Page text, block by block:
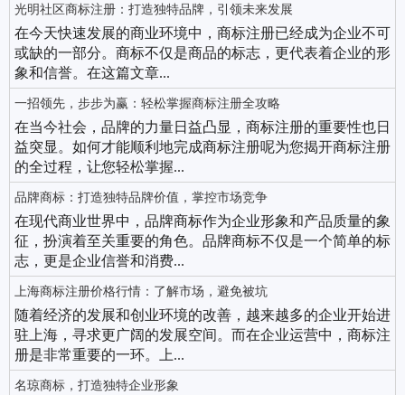
光明社区商标注册：打造独特品牌，引领未来发展
在今天快速发展的商业环境中，商标注册已经成为企业不可
或缺的一部分。商标不仅是商品的标志，更代表着企业的形
象和信誉。在这篇文章...
一招领先，步步为赢：轻松掌握商标注册全攻略
在当今社会，品牌的力量日益凸显，商标注册的重要性也日
益突显。如何才能顺利地完成商标注册呢为您揭开商标注册
的全过程，让您轻松掌握...
品牌商标：打造独特品牌价值，掌控市场竞争
在现代商业世界中，品牌商标作为企业形象和产品质量的象
征，扮演着至关重要的角色。品牌商标不仅是一个简单的标
志，更是企业信誉和消费...
上海商标注册价格行情：了解市场，避免被坑
随着经济的发展和创业环境的改善，越来越多的企业开始进
驻上海，寻求更广阔的发展空间。而在企业运营中，商标注
册是非常重要的一环。上...
名琼商标，打造独特企业形象